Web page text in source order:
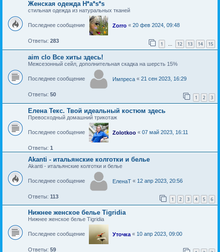
Женская одежда H*a*s*s
стильная одежда из натуральных тканей
Последнее сообщение Zorro « 20 фев 2024, 09:48
Ответы: 283 1 … 12 13 14 15
aim clo Все хиты здесь!
Межсезонный сейл, дополнительная скадка на шерсть 15%
Последнее сообщение Импреса « 21 сен 2023, 16:29
Ответы: 50 1 2 3
Елена Текс. Твой идеальный костюм здесь
Превосходный домашний трикотаж
Последнее сообщение Zolotkoo « 07 май 2023, 16:11
Ответы: 1
Akanti - итальянские колготки и белье
Akanti - итальянские колготки и белье
Последнее сообщение ЕленаТ « 12 апр 2023, 20:56
Ответы: 113 1 2 3 4 5 6
Нижнее женское белье Tigridia
Нижнее женское белье Tigridia
Последнее сообщение Уточка « 10 апр 2023, 09:00
Ответы: 59